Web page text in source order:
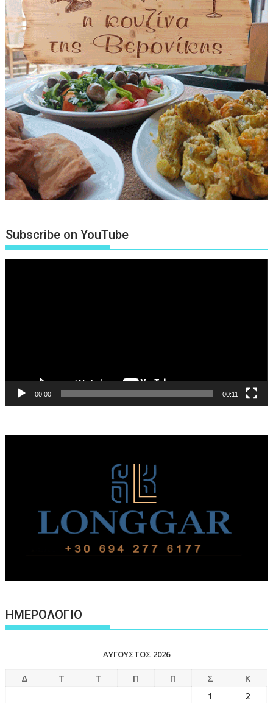
Subscribe on YouTube
00:00 00:11
ΗΜΕΡΟΛΟΓΙΟ
ΑΎΓΟΥΣΤΟΣ 2026
Δ Τ Τ Π Π Σ
Κ
1
2